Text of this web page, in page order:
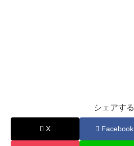
シェアする
X Facebook